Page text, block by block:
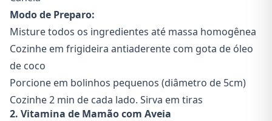
Modo de Preparo:
Misture todos os ingredientes até massa homogênea
Cozinhe em frigideira antiaderente com gota de óleo
de coco
Porcione em bolinhos pequenos (diâmetro de 5cm)
Cozinhe 2 min de cada lado. Sirva em tiras
2. Vitamina de Mamão com Aveia